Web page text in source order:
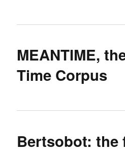
MEANTIME,
Time Corpus
Bertsobot: